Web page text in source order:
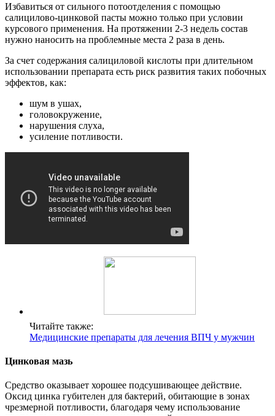
Избавиться от сильного потоотделения с помощью
салицилово-цинковой пасты можно только при условии
курсового применения. На протяжении 2-3 недель состав
нужно наносить на проблемные места 2 раза в день.
За счет содержания салициловой кислоты при длительном
использовании препарата есть риск развития таких побочных
эффектов, как:
шум в ушах,
головокружение,
нарушения слуха,
усиление потливости.
Читайте также:
Медицинские препараты для лечения ВПЧ у мужчин
Цинковая мазь
Средство оказывает хорошее подсушивающее действие.
Оксид цинка губителен для бактерий, обитающие в зонах
чрезмерной потливости, благодаря чему использование